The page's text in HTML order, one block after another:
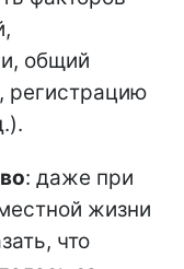
общий
регистрацию
: даже при
жизни
что